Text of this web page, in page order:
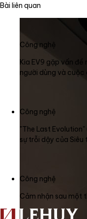
Bài liên quan
Công nghệ
Kia EV9 gặp vấn đề
người dùng và cuộc
Công nghệ
"The Last
sự trỗi dậy của Siêu
Công nghệ
Cảm nhận sau một